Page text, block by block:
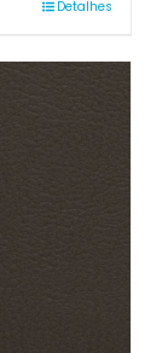
Detalhes